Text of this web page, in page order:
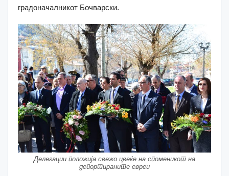
градоначалникот Бочварски.
Делегации положија свежо цвеќе на споменикот на
депортираните евреи